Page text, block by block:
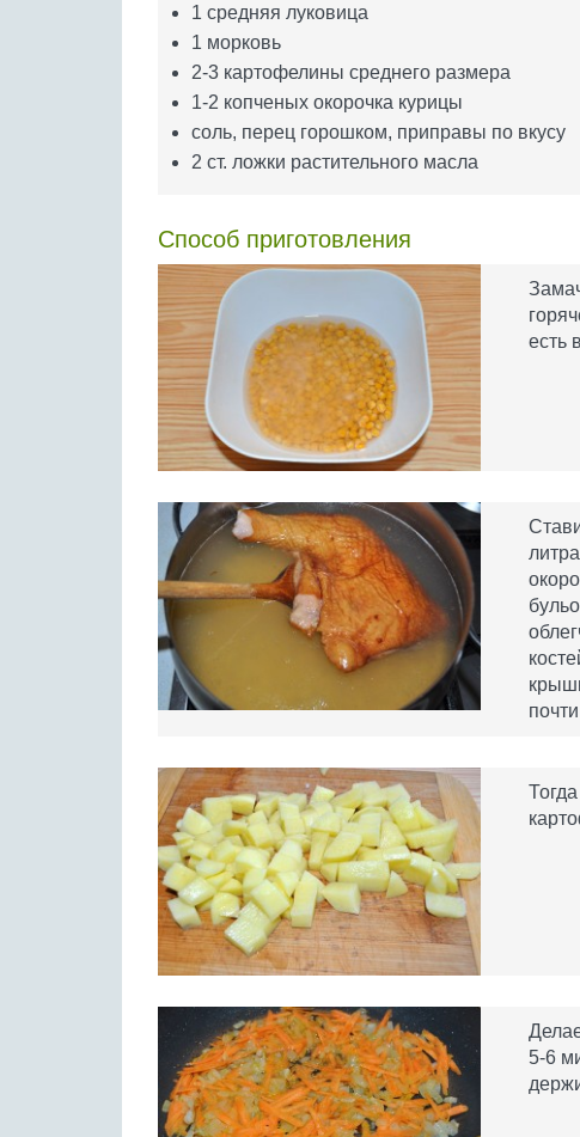
1 средняя луковица
1 морковь
2-3 картофелины среднего размера
1-2 копченых окорочка курицы
соль, перец горошком, приправы по вкусу
2 ст. ложки растительного масла
Способ приготовления
есть
5-6